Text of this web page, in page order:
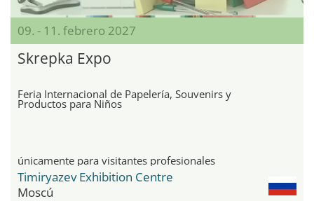
09. - 11. febrero 2027
Skrepka Expo
Feria Internacional de Papelería, Souvenirs y
Productos para Niños
únicamente para visitantes profesionales
Timiryazev Exhibition Centre
Moscú